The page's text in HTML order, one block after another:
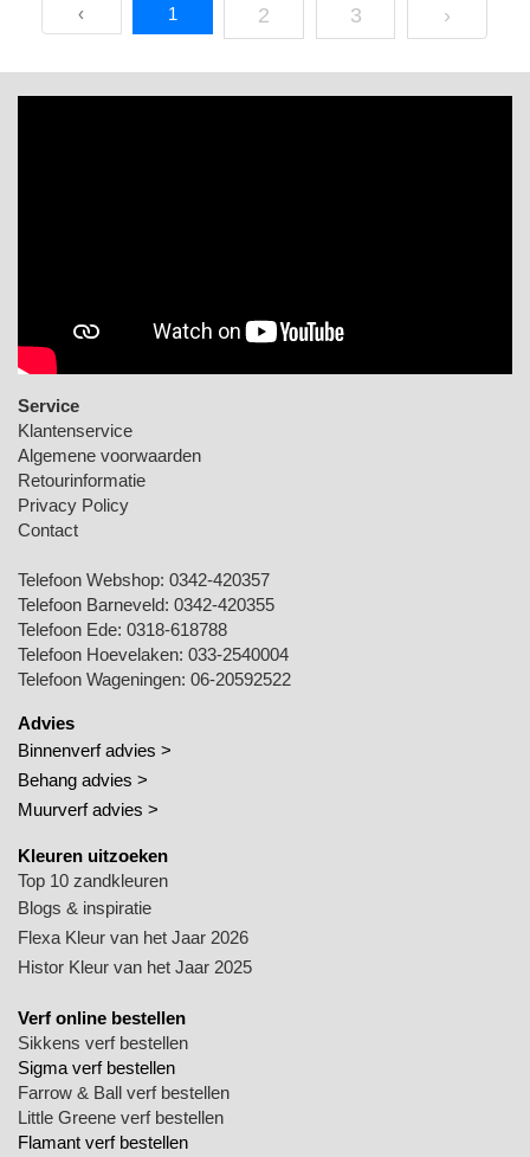
‹ 1 2 3 ›
Service
Klantenservice
Algemene voorwaarden
Retourinformatie
Privacy Policy
Contact
Telefoon Webshop: 0342-420357
Telefoon Barneveld: 0342-420355
Telefoon Ede: 0318-618788
Telefoon Hoevelaken: 033-2540004
Telefoon Wageningen: 06-20592522
Advies
Binnenverf advies >
Behang advies >
Muurverf advies >
Kleuren uitzoeken
Top 10 zandkleuren
Blogs & inspiratie
Flexa Kleur van het Jaar 2026
Histor Kleur van het Jaar 2025
Verf online bestellen
Sikkens verf bestellen
Sigma verf bestellen
Farrow & Ball verf bestellen
Little Greene verf bestellen
Flamant verf bestellen